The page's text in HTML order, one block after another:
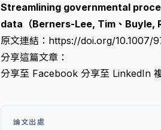
Streamlining governmental
data（Berners-Lee, Tim、Buyle,
原文連結： https://doi.org/10.1007/
分享這篇文章：
分享至 Facebook 分享至 LinkedIn
論文出處